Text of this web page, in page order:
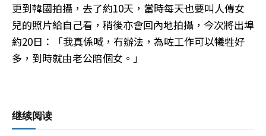
更到韓國拍攝，去了約10天，當時每天也要叫人傳女
兒的照片給自己看，稍後亦會回內地拍攝，今次將出埠
約20日：「我真係喊，冇辦法，為咗工作可以犧牲好
多，到時就由老公陪個女。」
继续阅读